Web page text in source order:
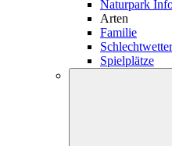
Naturpark
Arten
Familie
Schlechtwetter
Spielplätze